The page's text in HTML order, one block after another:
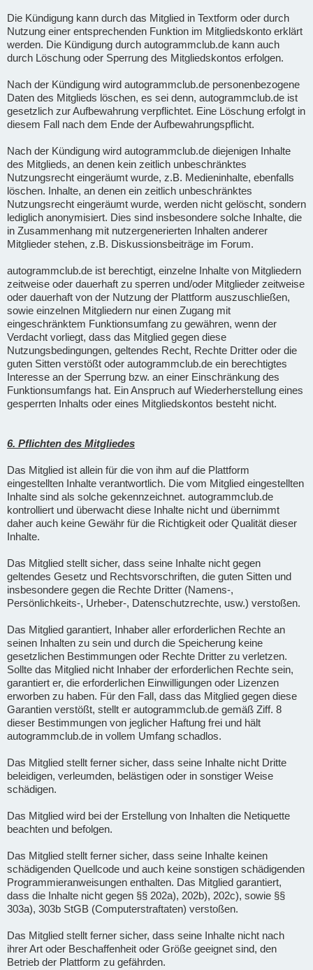
Die Kündigung kann durch das Mitglied in Textform oder durch
Nutzung einer entsprechenden Funktion im Mitgliedskonto erklärt
werden. Die Kündigung durch autogrammclub.de kann auch
durch Löschung oder Sperrung des Mitgliedskontos erfolgen.
Nach der Kündigung wird autogrammclub.de personenbezogene
Daten des Mitglieds löschen, es sei denn, autogrammclub.de ist
gesetzlich zur Aufbewahrung verpflichtet. Eine Löschung erfolgt in
diesem Fall nach dem Ende der Aufbewahrungspflicht.
Nach der Kündigung wird autogrammclub.de diejenigen Inhalte
des Mitglieds, an denen kein zeitlich unbeschränktes
Nutzungsrecht eingeräumt wurde, z.B. Medieninhalte, ebenfalls
löschen. Inhalte, an denen ein zeitlich unbeschränktes
Nutzungsrecht eingeräumt wurde, werden nicht gelöscht, sondern
lediglich anonymisiert. Dies sind insbesondere solche Inhalte, die
in Zusammenhang mit nutzergenerierten Inhalten anderer
Mitglieder stehen, z.B. Diskussionsbeiträge im Forum.
autogrammclub.de ist berechtigt, einzelne Inhalte von Mitgliedern
zeitweise oder dauerhaft zu sperren und/oder Mitglieder zeitweise
oder dauerhaft von der Nutzung der Plattform auszuschließen,
sowie einzelnen Mitgliedern nur einen Zugang mit
eingeschränktem Funktionsumfang zu gewähren, wenn der
Verdacht vorliegt, dass das Mitglied gegen diese
Nutzungsbedingungen, geltendes Recht, Rechte Dritter oder die
guten Sitten verstößt oder autogrammclub.de ein berechtigtes
Interesse an der Sperrung bzw. an einer Einschränkung des
Funktionsumfangs hat. Ein Anspruch auf Wiederherstellung eines
gesperrten Inhalts oder eines Mitgliedskontos besteht nicht.
6. Pflichten des Mitgliedes
Das Mitglied ist allein für die von ihm auf die Plattform
eingestellten Inhalte verantwortlich. Die vom Mitglied eingestellten
Inhalte sind als solche gekennzeichnet. autogrammclub.de
kontrolliert und überwacht diese Inhalte nicht und übernimmt
daher auch keine Gewähr für die Richtigkeit oder Qualität dieser
Inhalte.
Das Mitglied stellt sicher, dass seine Inhalte nicht gegen
geltendes Gesetz und Rechtsvorschriften, die guten Sitten und
insbesondere gegen die Rechte Dritter (Namens-,
Persönlichkeits-, Urheber-, Datenschutzrechte, usw.) verstoßen.
Das Mitglied garantiert, Inhaber aller erforderlichen Rechte an
seinen Inhalten zu sein und durch die Speicherung keine
gesetzlichen Bestimmungen oder Rechte Dritter zu verletzen.
Sollte das Mitglied nicht Inhaber der erforderlichen Rechte sein,
garantiert er, die erforderlichen Einwilligungen oder Lizenzen
erworben zu haben. Für den Fall, dass das Mitglied gegen diese
Garantien verstößt, stellt er autogrammclub.de gemäß Ziff. 8
dieser Bestimmungen von jeglicher Haftung frei und hält
autogrammclub.de in vollem Umfang schadlos.
Das Mitglied stellt ferner sicher, dass seine Inhalte nicht Dritte
beleidigen, verleumden, belästigen oder in sonstiger Weise
schädigen.
Das Mitglied wird bei der Erstellung von Inhalten die Netiquette
beachten und befolgen.
Das Mitglied stellt ferner sicher, dass seine Inhalte keinen
schädigenden Quellcode und auch keine sonstigen schädigenden
Programmieranweisungen enthalten. Das Mitglied garantiert,
dass die Inhalte nicht gegen §§ 202a), 202b), 202c), sowie §§
303a), 303b StGB (Computerstraftaten) verstoßen.
Das Mitglied stellt ferner sicher, dass seine Inhalte nicht nach
ihrer Art oder Beschaffenheit oder Größe geeignet sind, den
Betrieb der Plattform zu gefährden.